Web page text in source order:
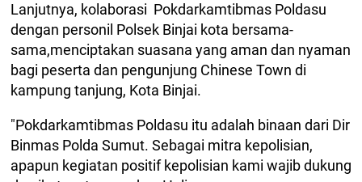
Lanjutnya, kolaborasi Pokdarkamtibmas Poldasu
dengan personil Polsek Binjai kota bersama-
sama,menciptakan suasana yang aman dan nyaman
bagi peserta dan pengunjung Chinese Town di
kampung tanjung, Kota Binjai.
"Pokdarkamtibmas Poldasu itu adalah binaan dari Dir
Binmas Polda Sumut. Sebagai mitra kepolisian,
apapun kegiatan positif kepolisian kami wajib dukung